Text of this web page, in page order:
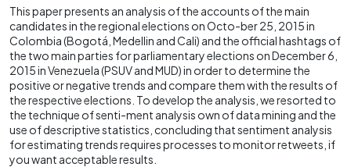
This paper presents an analysis of the accounts of the main
candidates in the regional elections on Octo-ber 25, 2015 in
Colombia (Bogotá, Medellin and Cali) and the official hashtags of
the two main parties for parliamentary elections on December 6,
2015 in Venezuela (PSUV and MUD) in order to determine the
positive or negative trends and compare them with the results of
the respective elections. To develop the analysis, we resorted to
the technique of senti-ment analysis own of data mining and the
use of descriptive statistics, concluding that sentiment analysis
for estimating trends requires processes to monitor retweets, if
you want acceptable results.